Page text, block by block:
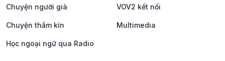
Chuyện người già VOV2 kết nối
Chuyện thầm kín Multimedia
Học ngoại ngữ qua Radio